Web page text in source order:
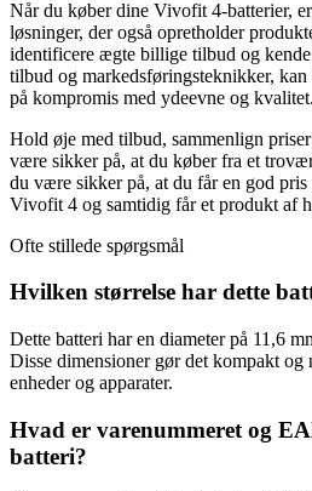
Når du køber dine Vivofit 4-batterier,
løsninger, der også opretholder
identificere ægte billige tilbud og
tilbud og markedsføringsteknikker, kan
på kompromis med ydeevne og kvalitet.
Hold øje med tilbud, sammenlign
være sikker på, at du køber fra et
du være sikker på, at du får en god
Vivofit 4 og samtidig får et produkt af
Ofte stillede spørgsmål
Hvilken størrelse har dette
Dette batteri har en diameter på 11,6
Disse dimensioner gør det kompakt
enheder og apparater.
Hvad er varenummeret og
batteri?